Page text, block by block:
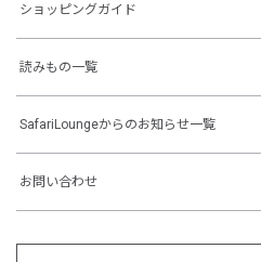
ショッピングガイド
読みもの一覧
SafariLoungeからのお知らせ一覧
お問い合わせ